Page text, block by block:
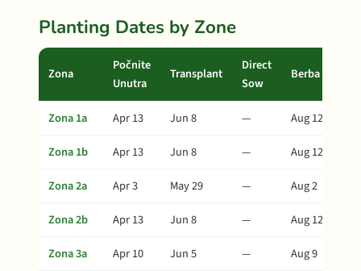
Planting Dates by Zone
Zona
Počnite
Unutra
Transplant
Direct
Sow
Berba
Zona 1a Apr 13 Jun 8 —
Aug 12
Zona 1b
Apr 13 Jun 8 —
Aug 12
Zona 2a
Apr 3 May 29 —
Aug 2
Zona 2b
Apr 13 Jun 8 —
Aug 12
Zona 3a
Apr 10 Jun 5 —
Aug 9